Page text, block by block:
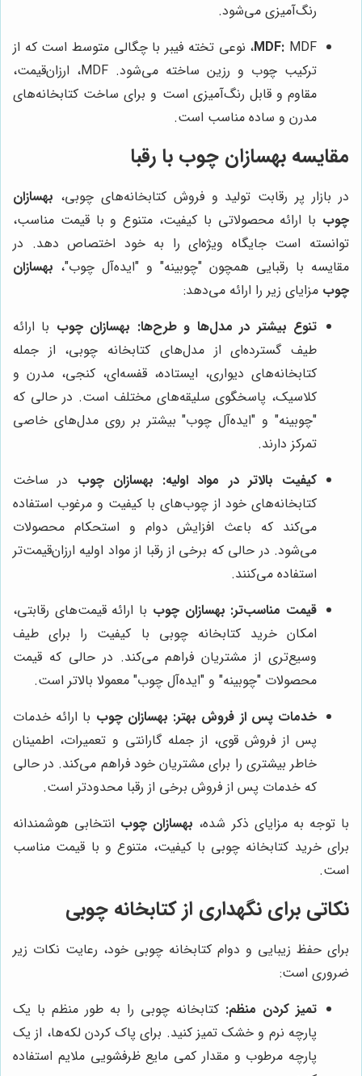
رنگ‌آمیزی می‌شود.
MDF:MDF، نوعی تخته فیبر با چگالی متوسط است که از
ترکیب چوب و رزین ساخته می‌شود. MDF، ارزان‌قیمت،
مقاوم و قابل رنگ‌آمیزی است و برای ساخت کتابخانه‌های
مدرن و ساده مناسب است.
مقایسه بهسازان چوب با رقبا
در بازار پر رقابت تولید و فروش کتابخانه‌های چوبی، بهسازان
چوب با ارائه محصولاتی با کیفیت، متنوع و با قیمت مناسب،
توانسته است جایگاه ویژه‌ای را به خود اختصاص دهد. در
مقایسه با رقبایی همچون "چوبینه" و "ایده‌آل چوب"، بهسازان
چوب مزایای زیر را ارائه می‌دهد:
تنوع بیشتر در مدل‌ها و طرح‌ها: بهسازان چوب با ارائه
طیف گسترده‌ای از مدل‌های کتابخانه چوبی، از جمله
کتابخانه‌های دیواری، ایستاده، قفسه‌ای، کنجی، مدرن و
کلاسیک، پاسخگوی سلیقه‌های مختلف است. در حالی که
"چوبینه" و "ایده‌آل چوب" بیشتر بر روی مدل‌های خاصی
تمرکز دارند.
کیفیت بالاتر در مواد اولیه: بهسازان چوب در ساخت
کتابخانه‌های خود از چوب‌های با کیفیت و مرغوب استفاده
می‌کند که باعث افزایش دوام و استحکام محصولات
می‌شود. در حالی که برخی از رقبا از مواد اولیه ارزان‌قیمت‌تر
استفاده می‌کنند.
قیمت مناسب‌تر: بهسازان چوب با ارائه قیمت‌های رقابتی،
امکان خرید کتابخانه چوبی با کیفیت را برای طیف
وسیع‌تری از مشتریان فراهم می‌کند. در حالی که قیمت
محصولات "چوبینه" و "ایده‌آل چوب" معمولا بالاتر است.
خدمات پس از فروش بهتر: بهسازان چوب با ارائه خدمات
پس از فروش قوی، از جمله گارانتی و تعمیرات، اطمینان
خاطر بیشتری را برای مشتریان خود فراهم می‌کند. در حالی
که خدمات پس از فروش برخی از رقبا محدودتر است.
با توجه به مزایای ذکر شده، بهسازان چوب انتخابی هوشمندانه
برای خرید کتابخانه چوبی با کیفیت، متنوع و با قیمت مناسب
است.
نکاتی برای نگهداری از کتابخانه چوبی
برای حفظ زیبایی و دوام کتابخانه چوبی خود، رعایت نکات زیر
ضروری است:
تمیز کردن منظم: کتابخانه چوبی را به طور منظم با یک
پارچه نرم و خشک تمیز کنید. برای پاک کردن لکه‌ها، از یک
پارچه مرطوب و مقدار کمی مایع ظرفشویی ملایم استفاده